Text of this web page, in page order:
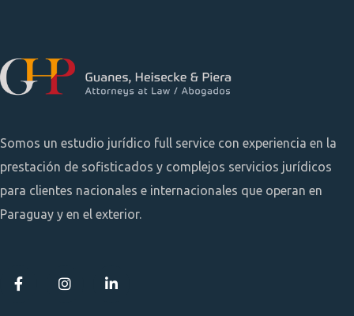
Somos un estudio jurídico full service con experiencia en la
prestación de sofisticados y complejos servicios jurídicos
para clientes nacionales e internacionales que operan en
Paraguay y en el exterior.